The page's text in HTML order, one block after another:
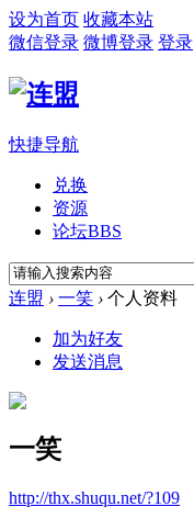
设为首页 收藏本站
微信登录 微博登录 登录
快捷导航
兑换
资源
论坛BBS
连盟 › 一笑 › 个人资料
加为好友
发送消息
一笑
http://thx.shuqu.net/?109